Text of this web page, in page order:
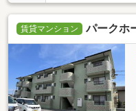
賃貸マンション パークホ